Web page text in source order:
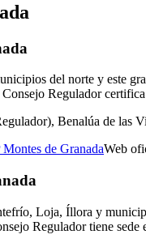
del norte y este
Regulador
Benalúa de las
de GranadaWeb
Loja, Íllora y
Regulador tiene